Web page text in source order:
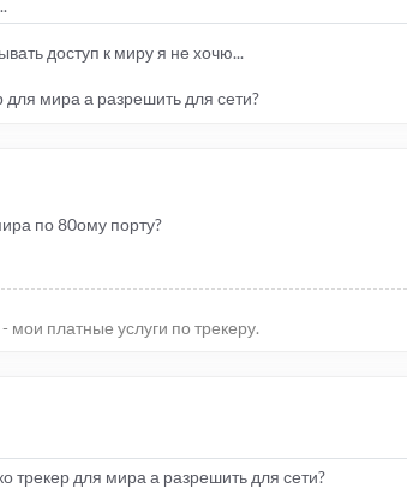
доступ к миру я не хочю...
для мира а разрешить для сети?
по 80ому порту?
платные услуги по трекеру.
трекер для мира а разрешить для сети?